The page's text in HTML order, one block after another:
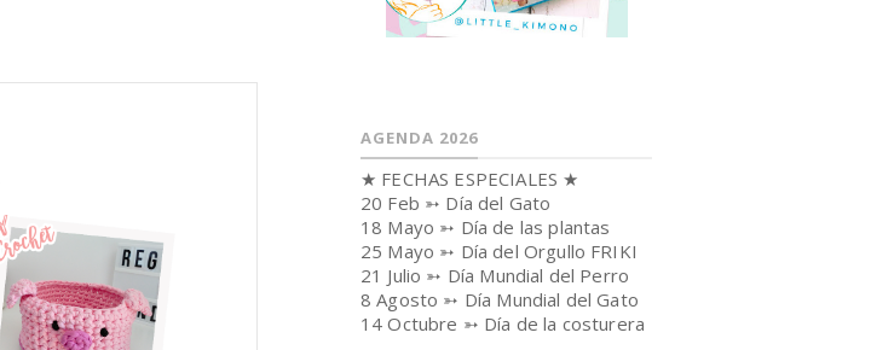
AGENDA 2026
★ FECHAS ESPECIALES ★
20 Feb ➳ Día del Gato
18 Mayo ➳ Día de las plantas
25 Mayo ➳ Día del Orgullo FRIKI
21 Julio ➳ Día Mundial del Perro
8 Agosto ➳ Día Mundial del Gato
14 Octubre ➳ Día de la costurera